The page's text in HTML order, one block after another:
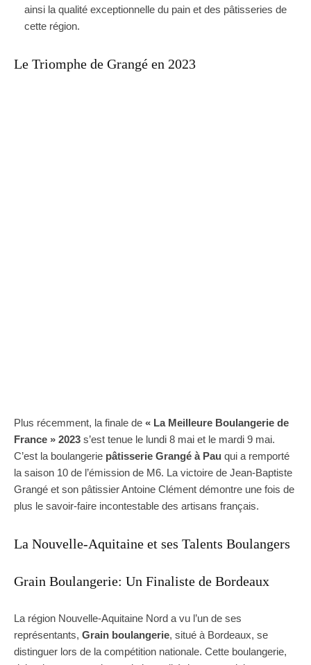
ainsi la qualité exceptionnelle du pain et des pâtisseries de
cette région.
Le Triomphe de Grangé en 2023
Plus récemment, la finale de « La Meilleure Boulangerie de
France » 2023 s’est tenue le lundi 8 mai et le mardi 9 mai.
C’est la boulangerie pâtisserie Grangé à Pau qui a remporté
la saison 10 de l’émission de M6. La victoire de Jean-Baptiste
Grangé et son pâtissier Antoine Clément démontre une fois de
plus le savoir-faire incontestable des artisans français.
La Nouvelle-Aquitaine et ses Talents Boulangers
Grain Boulangerie: Un Finaliste de Bordeaux
La région Nouvelle-Aquitaine Nord a vu l’un de ses
représentants, Grain boulangerie, situé à Bordeaux, se
distinguer lors de la compétition nationale. Cette boulangerie,